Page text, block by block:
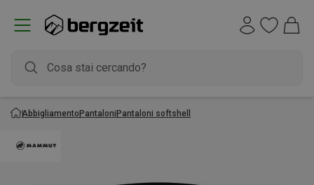
AbbigliamentoPantaloniPantaloni softshell